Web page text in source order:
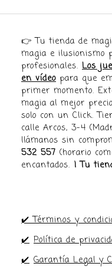
👉 Tu tienda de
magia e ilusionismo
profesionales. Los
en vídeo para que
primer momento.
magia al mejor
solo con un Click.
calle Arcos, 3-4
llámanos sin
532 557 (horario
encantados. ¡ Tu
✔️ Términos y
✔️ Política de
✔️ Garantía Legal y